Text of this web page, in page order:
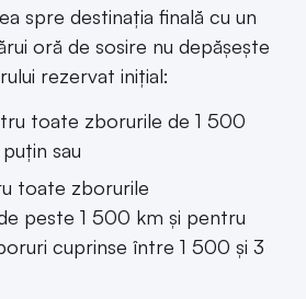
spre destinaţia finală cu un
oră de sosire nu depăşeşte
rezervat iniţial:
toate zborurile de 1 500
sau
toate zborurile
peste 1 500 km şi pentru
cuprinse între 1 500 şi 3